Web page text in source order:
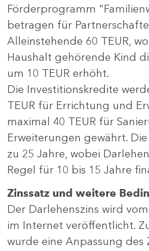
Förderprogramm
betragen für
Alleinstehende 60 TEUR,
Haushalt gehörende Kind
um 10 TEUR erhöht.
Die Investitionskredite
TEUR für Errichtung und
maximal 40 TEUR für
Erweiterungen gewährt.
zu 25 Jahre, wobei
Regel für 10 bis 15 Jahre
Zinssatz und weitere
Der Darlehenszins wird
im Internet veröffentlicht.
wurde eine Anpassung des